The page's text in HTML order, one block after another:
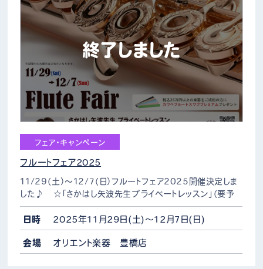
終了しました
フェア・キャンペーン
フルートフェア2025
11/29（土）～12/7（日）フルートフェア2025開催決定しま
した♪ ☆「さかはし矢波先生プライベートレッスン」（要予
約） さかはし矢波先生をお迎えしフルートレッスンを行いま
す。この機会にぜひご受講くだ…
日時 2025年11月29日(土)～12月7日(日)
会場 オリエント楽器 豊橋店